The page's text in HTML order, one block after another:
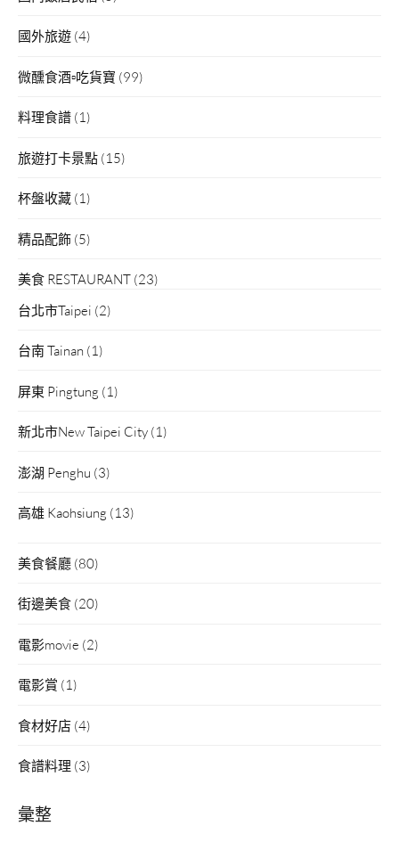
國外旅遊 (4)
微醺食酒▫吃貨寶 (99)
料理食譜 (1)
旅遊打卡景點 (15)
杯盤收藏 (1)
精品配飾 (5)
美食 RESTAURANT (23)
台北市Taipei (2)
台南 Tainan (1)
屏東 Pingtung (1)
新北市New Taipei City (1)
澎湖 Penghu (3)
高雄 Kaohsiung (13)
美食餐廳 (80)
街邊美食 (20)
電影movie (2)
電影賞 (1)
食材好店 (4)
食譜料理 (3)
彙整